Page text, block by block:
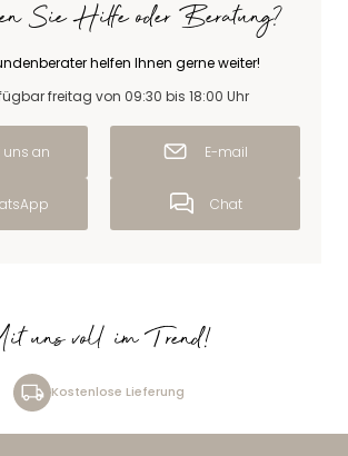
Sie Hilfe oder Beratung?
helfen Ihnen gerne weiter!
freitag von 09:30 bis 18:00 Uhr
uns an E-mail
Chat
uns voll im Trend!
Kostenlose Lieferung